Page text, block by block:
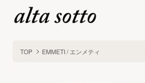
TOP EMMETI / エンメティ